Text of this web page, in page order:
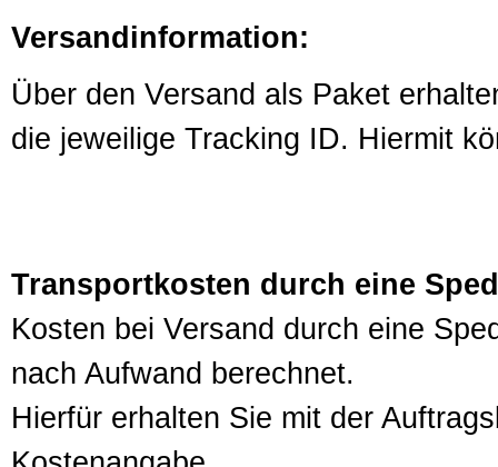
Versandinformation:
Über den Versand als Paket
die jeweilige Tracking ID. Hiermit
Transportkosten durch eine
Kosten bei Versand durch eine
nach Aufwand berechnet.
Hierfür erhalten Sie mit der